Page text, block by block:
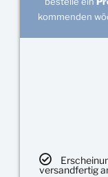
kommenden
versandfertig